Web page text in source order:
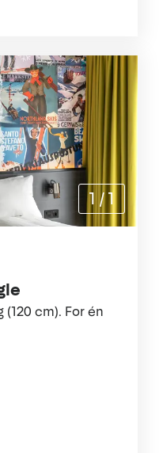
(120 cm). For én
1 / 1